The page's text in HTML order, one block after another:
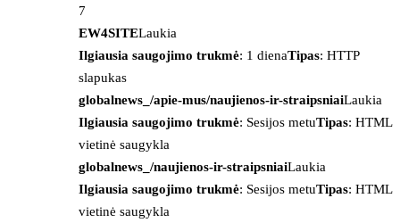
7
EW4SITELaukia
Ilgiausia saugojimo trukmė: 1 dienaTipas: HTTP
slapukas
globalnews_/apie-mus/naujienos-ir-straipsniaiLaukia
Ilgiausia saugojimo trukmė: Sesijos metuTipas: HTML
vietinė saugykla
globalnews_/naujienos-ir-straipsniaiLaukia
Ilgiausia saugojimo trukmė: Sesijos metuTipas: HTML
vietinė saugykla